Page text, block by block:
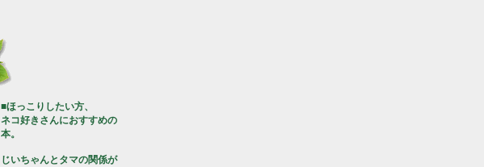
■ほっこりしたい方、
ネコ好きさんにおすすめの
本。
じいちゃんとタマの関係が